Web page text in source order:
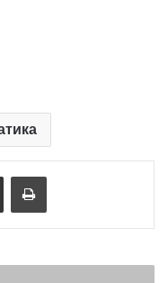
Надіслати електронною поштоюНадрукувати